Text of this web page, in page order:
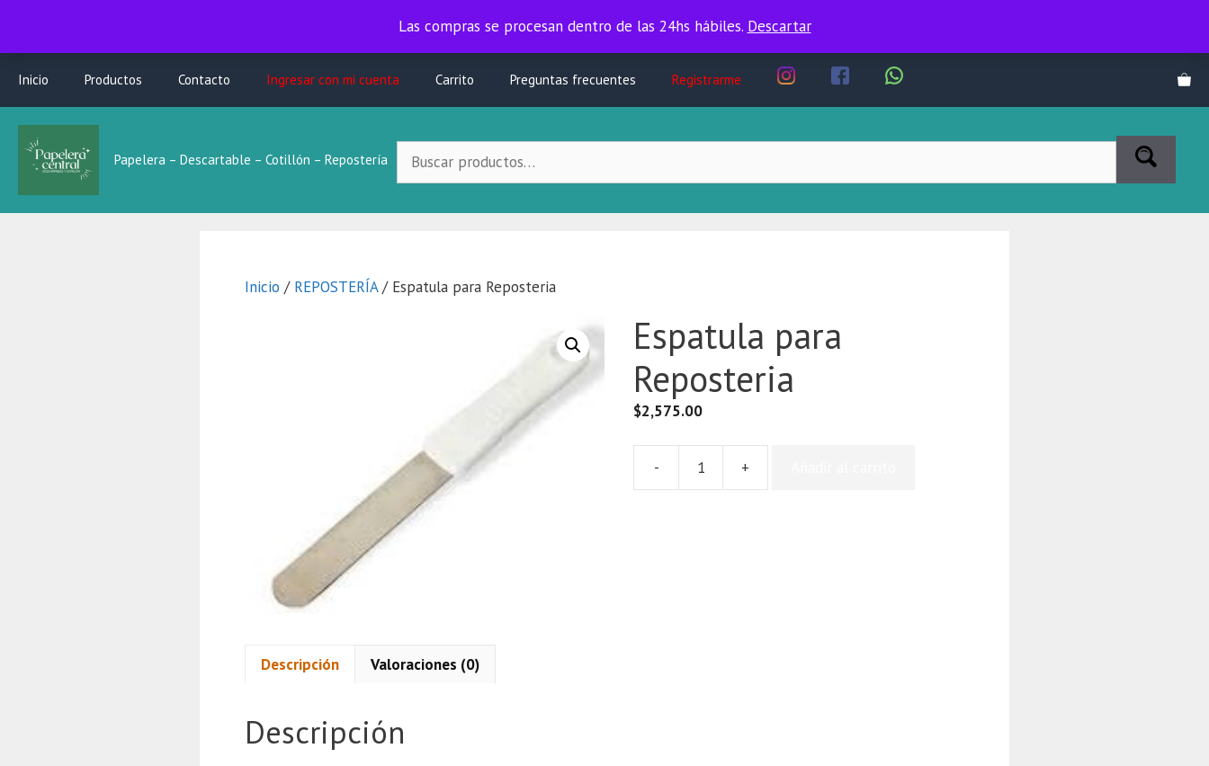
Las compras se procesan dentro de las 24hs hábiles.
Las compras se procesan dentro de las 24hs hábiles. Descartar
contenido
Inicio Productos Contacto Ingresar con mi cuenta Carrito Preguntas frecuentes Registrarme
Papelera – Descartable – Cotillón – Repostería
Buscar
Local:
Inicio / REPOSTERÍA/ Espatula para Reposteria
Espatula para
Reposteria
$2,575.00
- +
Descripción Valoraciones (0)
Descripción